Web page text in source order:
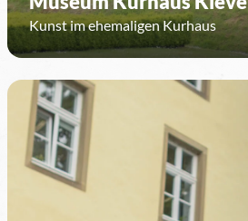
Kunst im ehemaligen Kurhaus